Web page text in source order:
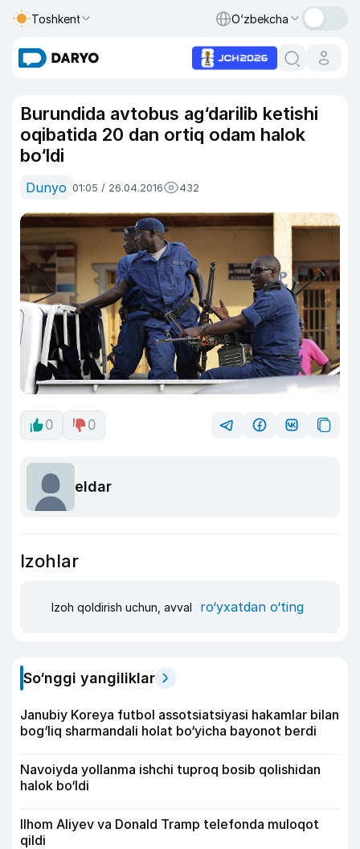
Toshkent O‘zbekcha
Burundida avtobus ag‘darilib ketishi
oqibatida 20 dan ortiq odam halok
bo‘ldi
Dunyo 01:05 / 26.04.2016 432
0 0
eldar
Izohlar
Izoh qoldirish uchun, avval ro‘yxatdan o‘ting
So‘nggi yangiliklar
Janubiy Koreya futbol assotsiatsiyasi hakamlar bilan
bog‘liq sharmandali holat bo‘yicha bayonot berdi
Navoiyda yollanma ishchi tuproq bosib qolishidan
halok bo‘ldi
Ilhom Aliyev va Donald Tramp telefonda muloqot
qildi